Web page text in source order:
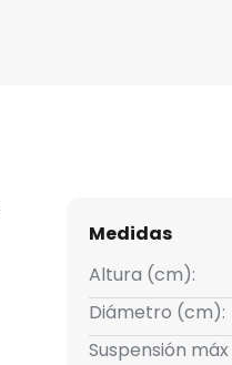
Medidas
Altura (cm):
Diámetro (cm):
Suspensión